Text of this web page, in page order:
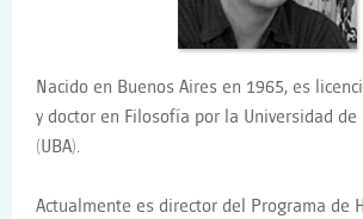
Nacido en Buenos Aires en 1965, es
y doctor en Filosofía por la Universidad de
(UBA).
Actualmente es director del Programa de